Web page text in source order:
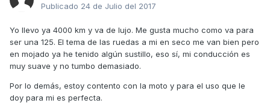
Publicado 24 de Julio del 2017
Yo llevo ya 4000 km y va de lujo. Me gusta mucho como va para
ser una 125. El tema de las ruedas a mi en seco me van bien pero
en mojado ya he tenido algún sustillo, eso sí, mi conducción es
muy suave y no tumbo demasiado.
Por lo demás, estoy contento con la moto y para el uso que le
doy para mi es perfecta.